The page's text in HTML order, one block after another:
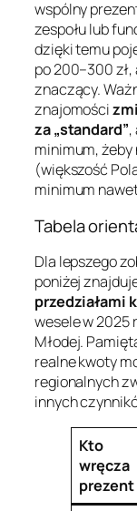
wspólny
zespołu lub
dzięki temu
po 200–300
znaczący.
znajomości
za „standard”,
minimum, żeby
(większość
minimum
Tabela
Dla lepszego
poniżej
przedziałami
wesele w 2025
Młodej.
realne kwoty
regionalnych
innych
Kto
wręcza
prezent